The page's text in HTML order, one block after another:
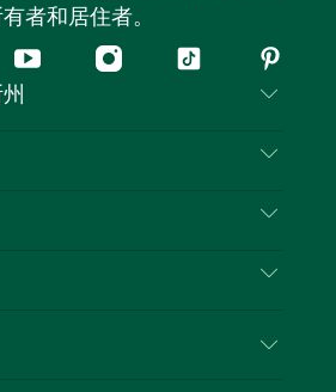
者和居住者。
Youtube Instagram
抖
行